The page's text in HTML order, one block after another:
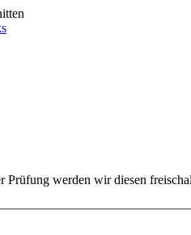
Prüfung werden wir diesen